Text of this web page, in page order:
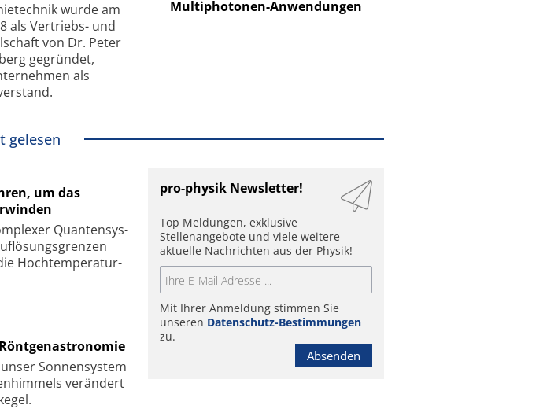
wurde am
als Vertriebs- und
von Dr. Peter
gegründet,
als
Raum
Multiphotonen-Anwendungen
gelesen
um das
Quan­ten­sys­
Hoch­tempe­ra­tur­
Son­nen­sys­tem
ver­än­dert
pro-physik Newsletter!
Top Meldungen, exklusive
Stellenangebote und viele weitere
aktuelle Nachrichten aus der Physik!
Mit Ihrer Anmeldung stimmen Sie
unseren Datenschutz-Bestimmungen
zu.
Absenden